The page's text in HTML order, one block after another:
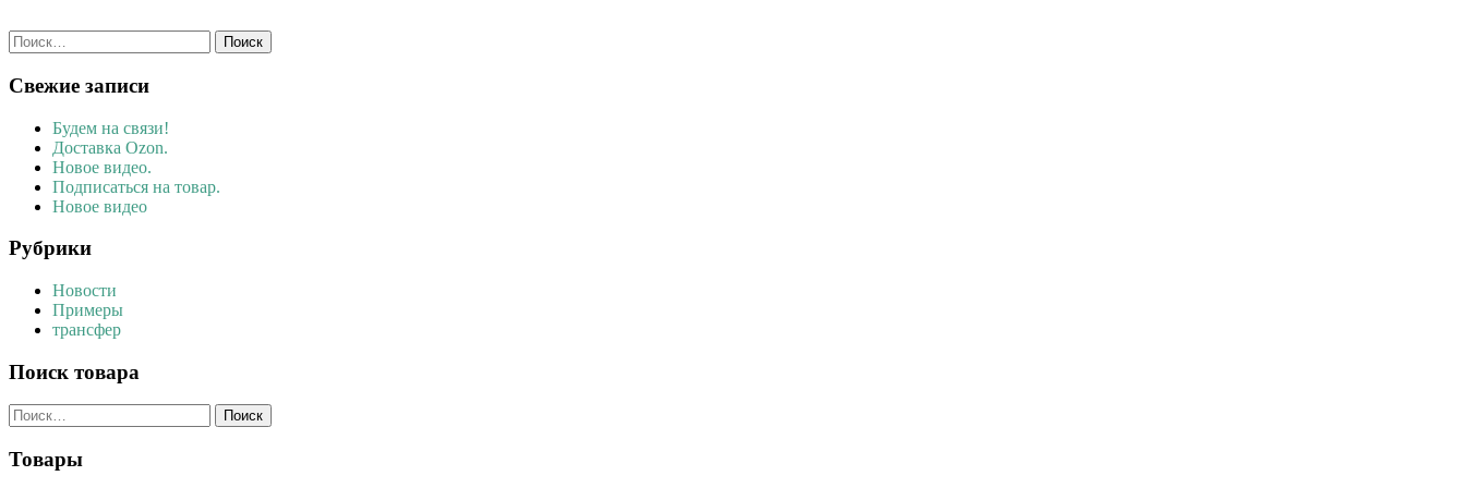
Найти:
Свежие записи
Будем на связи!
Доставка Ozon.
Новое видео.
Подписаться на товар.
Новое видео
Рубрики
Новости
Примеры
трансфер
Поиск товара
Найти:
Товары